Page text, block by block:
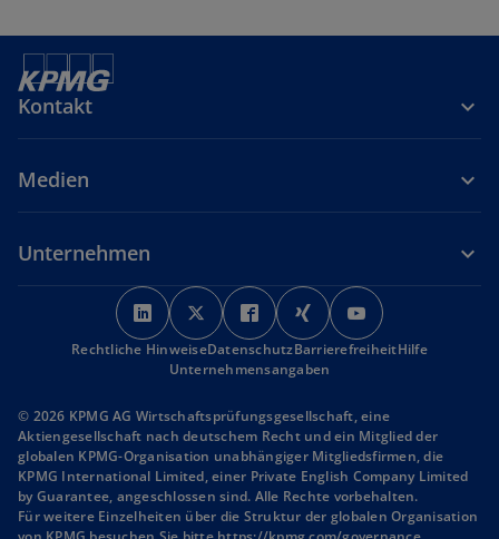
Kontakt
Medien
Unternehmen
w
i
r
d
n
e
i
n
w
i
r
d
n
e
i
n
w
i
r
d
n
e
i
n
w
i
r
i
n
e
i
n
i
r
n
e
i
n
Rechtliche HinweiseDatenschutzBarrierefreiheitHilfe
Unternehmensangaben
© 2026 KPMG AG Wirtschaftsprüfungsgesellschaft, eine
Aktiengesellschaft nach deutschem Recht und ein Mitglied der
globalen KPMG-Organisation unabhängiger Mitgliedsfirmen, die
KPMG International Limited, einer Private English Company Limited
by Guarantee, angeschlossen sind. Alle Rechte vorbehalten.
Für weitere Einzelheiten über die Struktur der globalen Organisation